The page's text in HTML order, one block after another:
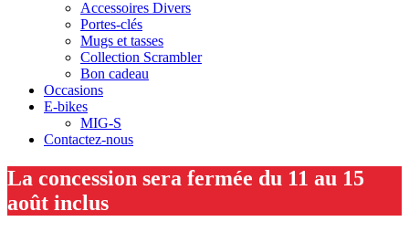
Accessoires Divers
Portes-clés
Mugs et tasses
Collection Scrambler
Bon cadeau
Occasions
E-bikes
MIG-S
Contactez-nous
La concession sera fermée du 11 au 15
août inclus